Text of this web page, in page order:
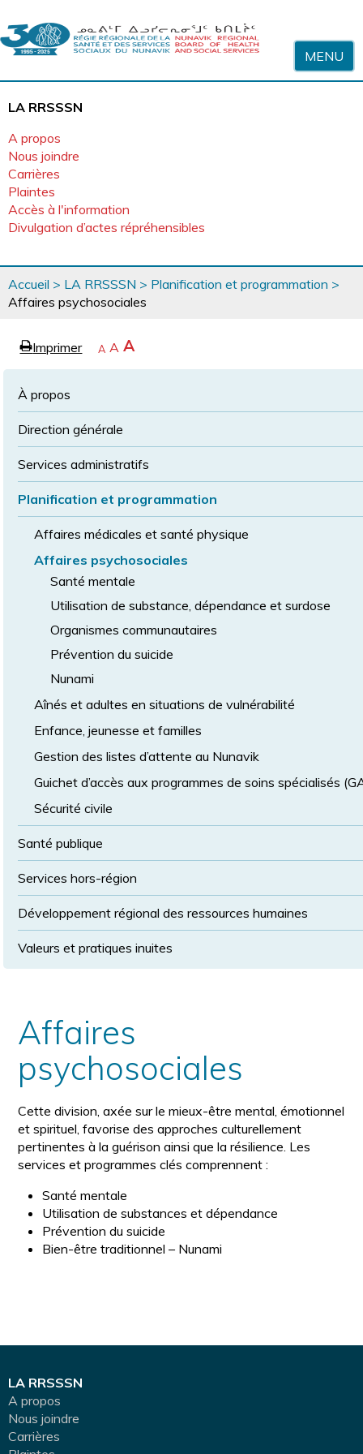
MENU
LA RRSSSN
A propos
Nous joindre
Carrières
Plaintes
Accès à l'information
Divulgation d’actes répréhensibles
Vous
êtes
ici
Accueil > LA RRSSSN > Planification et programmation >
Affaires psychosociales
eImprimerpageRétrécir
A Revenir
à
police
A Agrandir
la
A
À propos
Direction générale
Services administratifs
Planification et programmation
Affaires médicales et santé physique
Affaires psychosociales
Santé mentale
Utilisation de substance, dépendance et surdose
Organismes communautaires
Prévention du suicide
Nunami
Aînés et adultes en situations de vulnérabilité
Enfance, jeunesse et familles
Gestion des listes d’attente au Nunavik
Guichet d’accès aux programmes de soins spécialisés
Sécurité civile
Santé publique
Services hors-région
Développement régional des ressources humaines
Valeurs et pratiques inuites
Affaires
psychosociales
Cette division, axée sur le mieux-être mental, émotionnel
et spirituel, favorise des approches culturellement
pertinentes à la guérison ainsi que la résilience. Les
services et programmes clés comprennent :
Santé mentale
Utilisation de substances et dépendance
Prévention du suicide
Bien-être traditionnel – Nunami
LA RRSSSN
A propos
Nous joindre
Carrières